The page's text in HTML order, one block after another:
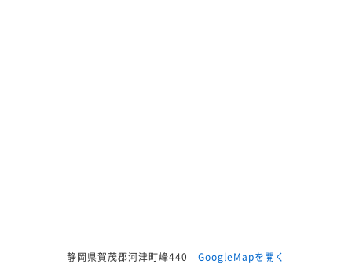
静岡県賀茂郡河津町峰440 GoogleMapを開く